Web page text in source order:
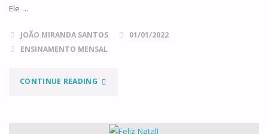
Ele …
JOÃO MIRANDA SANTOS
01/01/2022
ENSINAMENTO MENSAL
CONTINUE READING"OS